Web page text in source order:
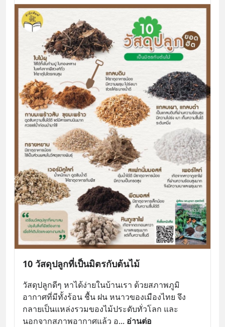
10 วัสดุปลูกที่เป็นมิตรกับต้นไม้
วัสดุปลูกดีๆ หาได้ง่ายในบ้านเรา ด้วยสภาพภูมิ
อากาศที่มีทั้งร้อน ชื้น ฝน หนาวของเมืองไทย จึง
กลายเป็นแหล่งรวมของไม้ประดับทั่วโลก และ
นอกจากสภาพอากาศแล้ว อ... อ่านต่อ